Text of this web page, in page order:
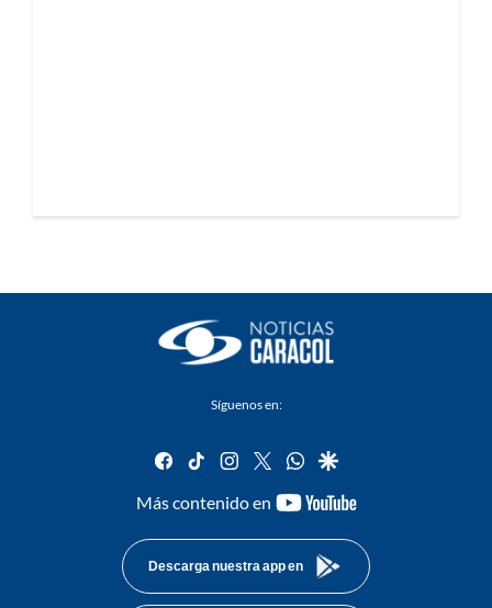
Síguenos en:
facebook
tiktok instagram
twitterwhatsapp
google
Más contenido en
youtube-
Descarga nuestra app en